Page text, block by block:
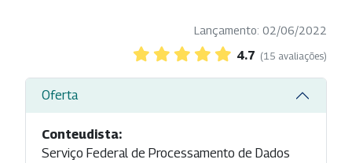
Lançamento: 02/06/2022
4.7 (15 avaliações)
Oferta
Conteudista:
Serviço Federal de Processamento de Dados